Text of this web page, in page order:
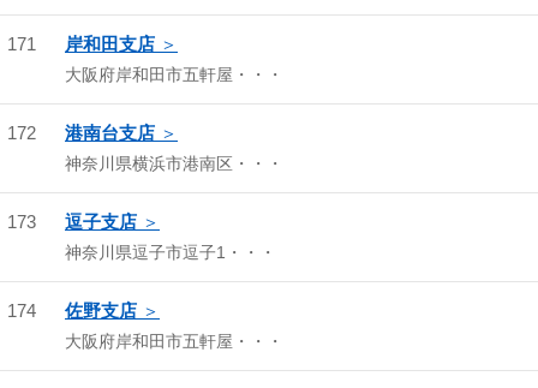
171 岸和田支店
大阪府岸和田市五軒屋・・・
172 港南台支店
神奈川県横浜市港南区・・・
173 逗子支店
神奈川県逗子市逗子1・・・
174 佐野支店
大阪府岸和田市五軒屋・・・